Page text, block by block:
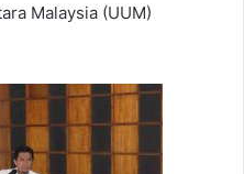
Malaysia (UUM)